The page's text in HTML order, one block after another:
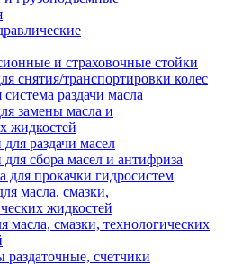
и страховочные стойки
снятия/транспортировки колес
раздачи масла
замены масла и
жидкостей
раздачи масел
для сбора масел и антифриза
для прокачки гидросистем
масла, смазки,
жидкостей
масла, смазки, технологических
раздаточные, счетчики